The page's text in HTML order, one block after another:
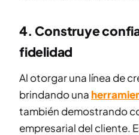
4. Construye
fidelidad
Al otorgar una línea de
brindando una
también demostrando
empresarial del cliente.